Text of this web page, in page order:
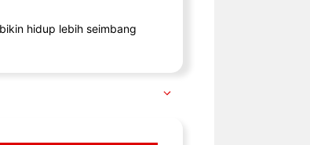
hidup lebih seimbang